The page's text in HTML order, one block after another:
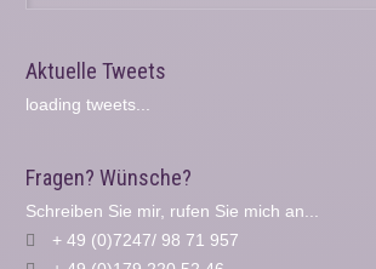
Aktuelle Tweets
loading tweets...
Fragen? Wünsche?
Schreiben Sie mir, rufen Sie mich an...
+ 49 (0)7247/ 98 71 957